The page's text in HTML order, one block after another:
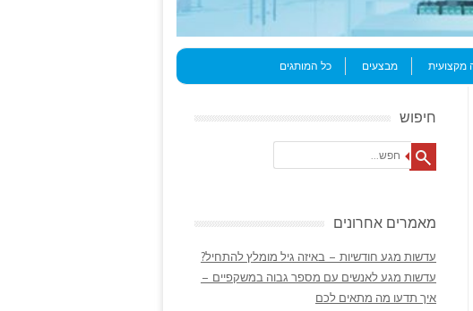
מקצועית מבצעים כל המותגים
חיפוש
Search
מאמרים אחרונים
עדשות מגע חודשיות – באיזה גיל מומלץ להתחיל?
עדשות מגע לאנשים עם מספר גבוה במשקפיים –
איך תדעו מה מתאים לכם